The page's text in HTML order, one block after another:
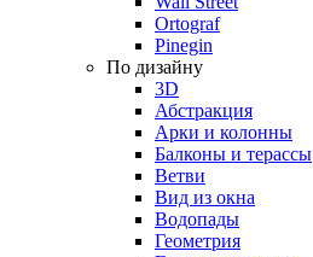
Ortograf
Pinegin
По дизайну
3D
Абстракция
Арки и колонны
Балконы и терассы
Ветви
Вид из окна
Водопады
Геометрия